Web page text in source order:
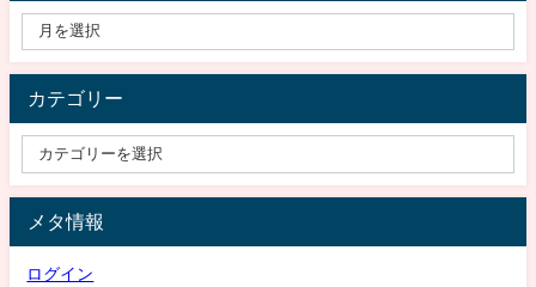
カテゴリー
メタ情報
ログイン